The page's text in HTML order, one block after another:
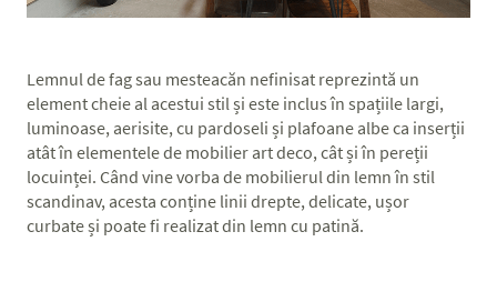
Lemnul de fag sau mesteacăn nefinisat reprezintă un
element cheie al acestui stil și este inclus în spațiile largi,
luminoase, aerisite, cu pardoseli și plafoane albe ca inserții
atât în elementele de mobilier art deco, cât și în pereții
locuinței. Când vine vorba de mobilierul din lemn în stil
scandinav, acesta conține linii drepte, delicate, ușor
curbate și poate fi realizat din lemn cu patină.